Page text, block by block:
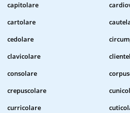
capitolare
cartolare
cedolare
clavicolare
consolare
crepuscolare
curricolare